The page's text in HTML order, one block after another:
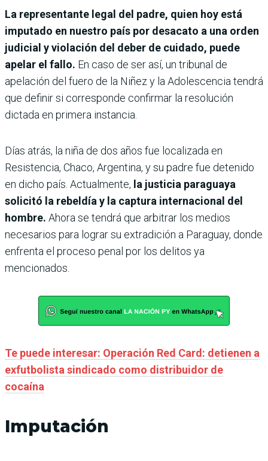
La representante legal del padre, quien hoy está
imputado en nuestro país por desacato a una orden
judicial y violación del deber de cuidado, puede
apelar el fallo. En caso de ser así, un tribunal de
apelación del fuero de la Niñez y la Adolescencia tendrá
que definir si corresponde confirmar la resolución
dictada en primera instancia.
Días atrás, la niña de dos años fue localizada en
Resistencia, Chaco, Argentina, y su padre fue detenido
en dicho país. Actualmente, la justicia paraguaya
solicitó la rebeldía y la captura internacional del
hombre. Ahora se tendrá que arbitrar los medios
necesarios para lograr su extradición a Paraguay, donde
enfrenta el proceso penal por los delitos ya
mencionados.
Te puede interesar: Operación Red Card: detienen a
exfutbolista sindicado como distribuidor de
cocaína
Imputación